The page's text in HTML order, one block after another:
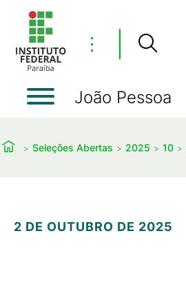
⋮
João Pessoa
Seleções Abertas 2025 10
2 DE OUTUBRO DE 2025